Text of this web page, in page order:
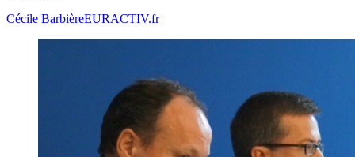
Cécile BarbièreEURACTIV.fr